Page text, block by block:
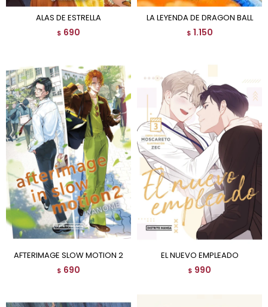
ALAS DE ESTRELLA
$ 690
LA LEYENDA DE DRAGON BALL
$ 1.150
AFTERIMAGE SLOW MOTION 2
$ 690
EL NUEVO EMPLEADO
$ 990